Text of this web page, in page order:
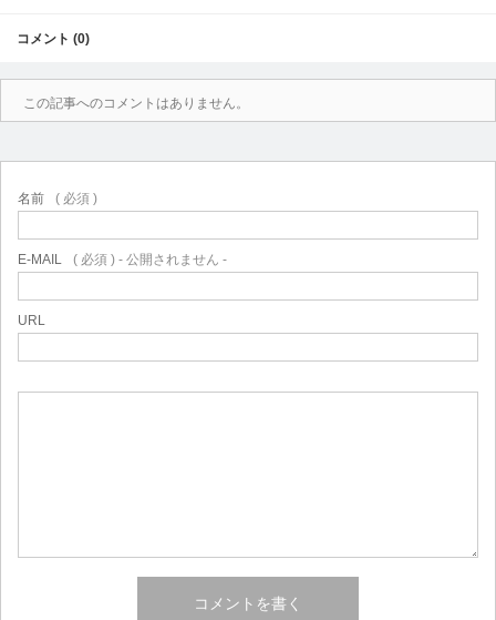
コメント (0)
この記事へのコメントはありません。
名前 ( 必須 )
E-MAIL ( 必須 ) - 公開されません -
URL